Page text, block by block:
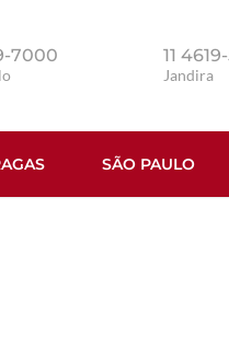
7000 11
Jandira
SÃO PAULO